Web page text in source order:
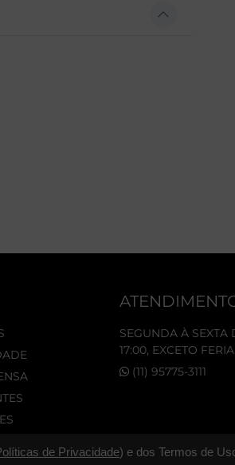
SEGUNDA À SEXTA
17:00, EXCETO
(11) 95775-3111
de Privacidade) e dos Termos de